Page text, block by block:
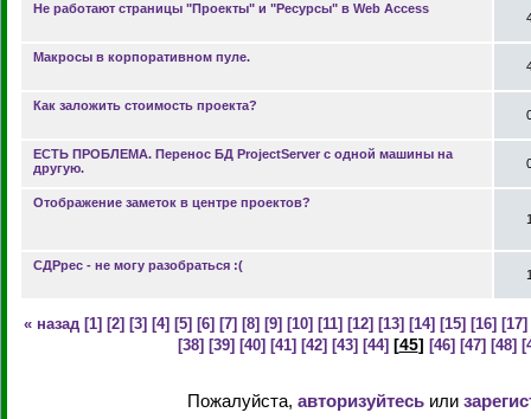
Не работают страницы "Проекты" и "Ресурсы" в Web Access
Макросы в корпоративном пуле.
Как заложить стоимость проекта?
ЕСТЬ ПРОБЛЕМА. Перенос БД ProjectServer с одной машины на
другую.
Отображение заметок в центре проектов?
СДРрес - не могу разобраться :(
« назад [1] [2] [3] [4] [5] [6] [7] [8] [9] [10] [11] [12] [13] [14] [15] [16] [17]
[38] [39] [40] [41] [42] [43] [44] [45] [46] [47] [48]
Пожалуйста, авторизуйтесьили